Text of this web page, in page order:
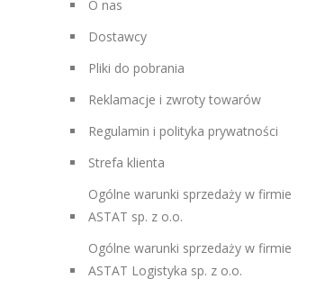
O nas
Dostawcy
Pliki do pobrania
Reklamacje i zwroty towarów
Regulamin i polityka prywatności
Strefa klienta
Ogólne warunki sprzedaży w firmie
ASTAT sp. z o.o.
Ogólne warunki sprzedaży w firmie
ASTAT Logistyka sp. z o.o.